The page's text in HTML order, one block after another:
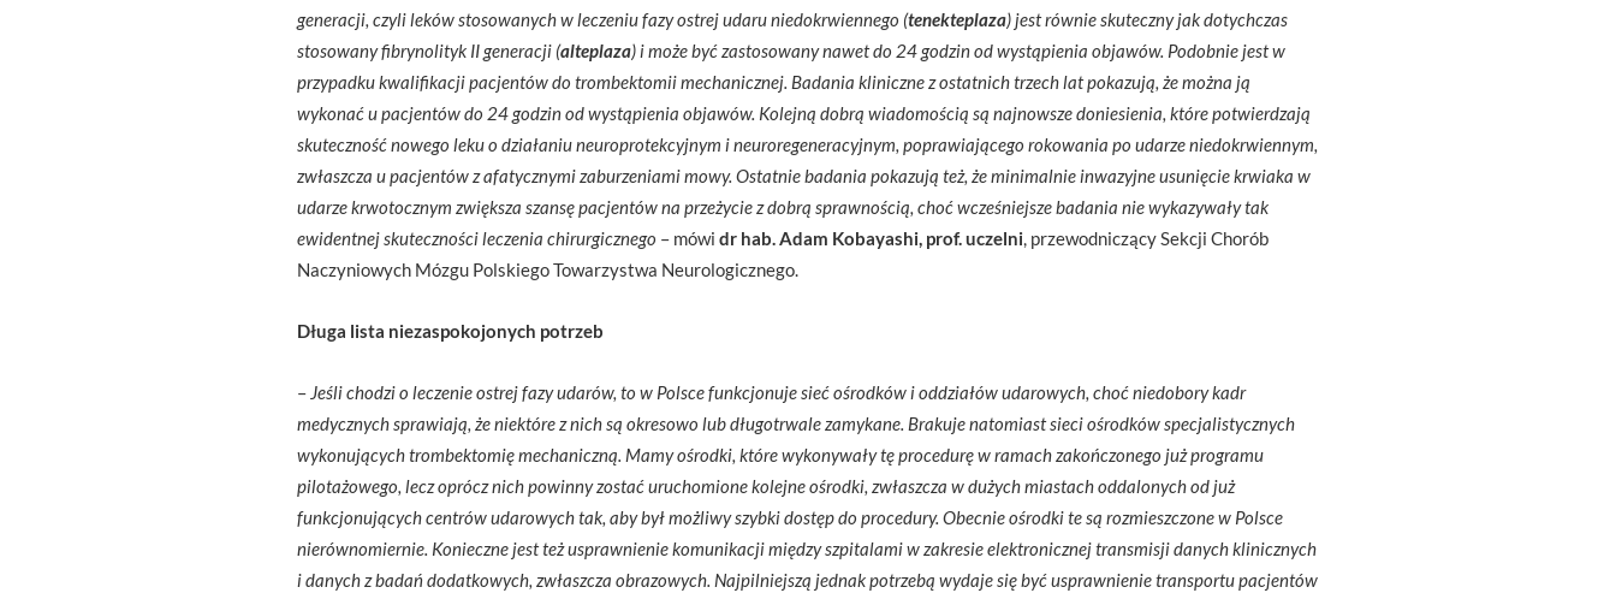
generacji, czyli leków stosowanych w leczeniu fazy ostrej udaru niedokrwiennego (tenekteplaza) jest równie skuteczny jak dotychczas
stosowany fibrynolityk II generacji (alteplaza) i może być zastosowany nawet do 24 godzin od wystąpienia objawów. Podobnie jest w
przypadku kwalifikacji pacjentów do trombektomii mechanicznej. Badania kliniczne z ostatnich trzech lat pokazują, że można ją
wykonać u pacjentów do 24 godzin od wystąpienia objawów. Kolejną dobrą wiadomością są najnowsze doniesienia, które potwierdzają
skuteczność nowego leku o działaniu neuroprotekcyjnym i neuroregeneracyjnym, poprawiającego rokowania po udarze niedokrwiennym,
zwłaszcza u pacjentów z afatycznymi zaburzeniami mowy. Ostatnie badania pokazują też, że minimalnie inwazyjne usunięcie krwiaka w
udarze krwotocznym zwiększa szansę pacjentów na przeżycie z dobrą sprawnością, choć wcześniejsze badania nie wykazywały tak
ewidentnej skuteczności leczenia chirurgicznego – mówi dr hab. Adam Kobayashi, prof. uczelni, przewodniczący Sekcji Chorób
Naczyniowych Mózgu Polskiego Towarzystwa Neurologicznego.
Długa lista niezaspokojonych potrzeb
– Jeśli chodzi o leczenie ostrej fazy udarów, to w Polsce funkcjonuje sieć ośrodków i oddziałów udarowych, choć niedobory kadr
medycznych sprawiają, że niektóre z nich są okresowo lub długotrwale zamykane. Brakuje natomiast sieci ośrodków specjalistycznych
wykonujących trombektomię mechaniczną. Mamy ośrodki, które wykonywały tę procedurę w ramach zakończonego już programu
pilotażowego, lecz oprócz nich powinny zostać uruchomione kolejne ośrodki, zwłaszcza w dużych miastach oddalonych od już
funkcjonujących centrów udarowych tak, aby był możliwy szybki dostęp do procedury. Obecnie ośrodki te są rozmieszczone w Polsce
nierównomiernie. Konieczne jest też usprawnienie komunikacji między szpitalami w zakresie elektronicznej transmisji danych klinicznych
i danych z badań dodatkowych, zwłaszcza obrazowych. Najpilniejszą jednak potrzebą wydaje się być usprawnienie transportu pacjentów